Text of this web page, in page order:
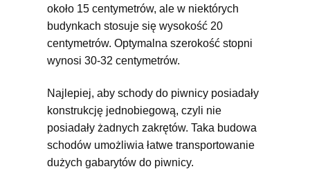
około 15 centymetrów, ale w niektórych
budynkach stosuje się wysokość 20
centymetrów. Optymalna szerokość stopni
wynosi 30-32 centymetrów.
Najlepiej, aby schody do piwnicy posiadały
konstrukcję jednobiegową, czyli nie
posiadały żadnych zakrętów. Taka budowa
schodów umożliwia łatwe transportowanie
dużych gabarytów do piwnicy.